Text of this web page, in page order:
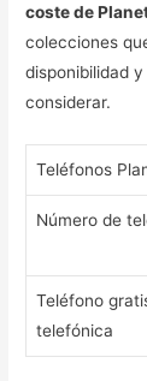
coste de
colecciones
disponibilidad
considerar.
Teléfonos
Número de
Teléfono
telefónica